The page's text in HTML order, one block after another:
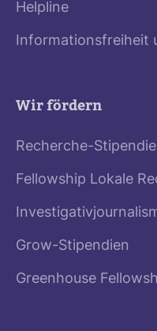
Helpline
Informationsfreiheit
Wir fördern
Recherche-
Fellowship Lokale
Grow-Stipendien
Greenhouse